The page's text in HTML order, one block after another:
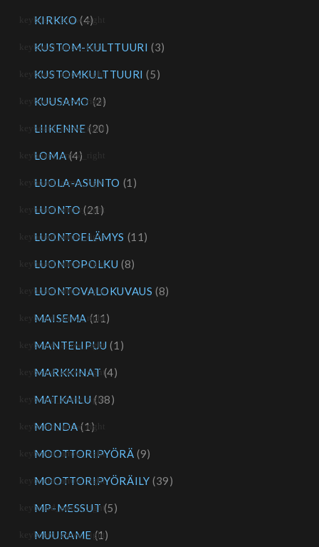
KIRKKO (4)
KUSTOM-KULTTUURI (3)
KUSTOMKULTTUURI (5)
KUUSAMO (2)
LIIKENNE (20)
LOMA (4)
LUOLA-ASUNTO (1)
LUONTO (21)
LUONTOELÄMYS (11)
LUONTOPOLKU (8)
LUONTOVALOKUVAUS (8)
MAISEMA (11)
MANTELIPUU (1)
MARKKINAT (4)
MATKAILU (38)
MONDA (1)
MOOTTORIPYÖRÄ (9)
MOOTTORIPYÖRÄILY (39)
MP-MESSUT (5)
MUURAME (1)